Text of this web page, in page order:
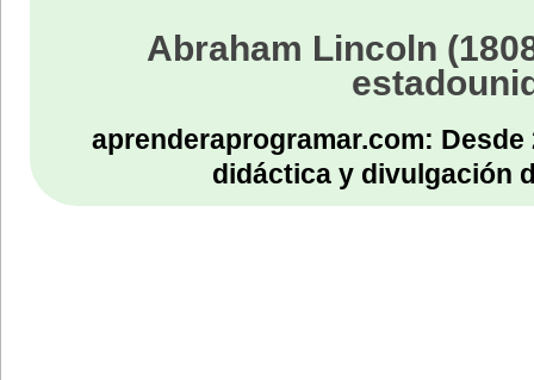
Abraham Lincoln
aprenderaprogramar.com:
didáctica y divulgación